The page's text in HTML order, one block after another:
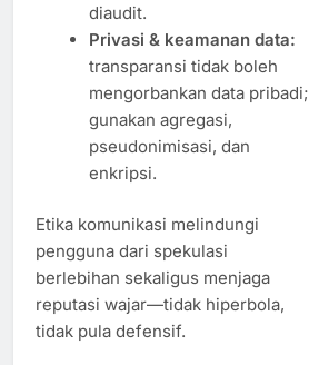
diaudit.
Privasi & keamanan data:
transparansi tidak boleh
mengorbankan data pribadi;
gunakan agregasi,
pseudonimisasi, dan
enkripsi.
Etika komunikasi melindungi
pengguna dari spekulasi
berlebihan sekaligus menjaga
reputasi wajar—tidak hiperbola,
tidak pula defensif.